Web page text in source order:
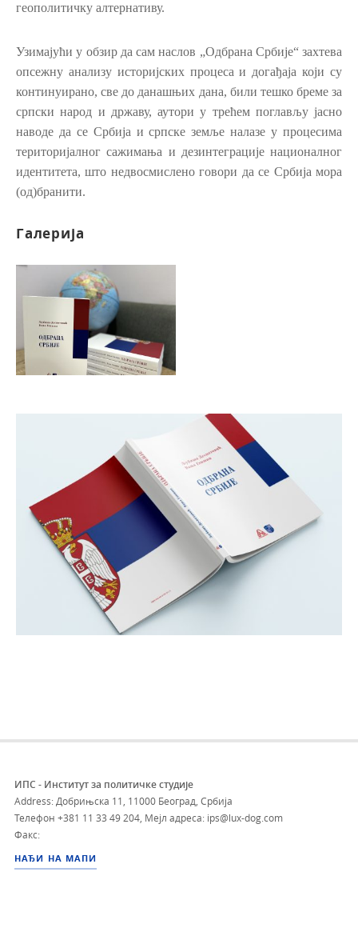
геополитичку алтернативу.
Узимајући у обзир да сам наслов „Одбрана Србије“ захтева
опсежну анализу историјских процеса и догађаја који су
континуирано, све до данашњих дана, били тешко бреме за
српски народ и државу, аутори у трећем поглављу јасно
наводе да се Србија и српске земље налазе у процесима
територијалног сажимања и дезинтеграције националног
идентитета, што недвосмислено говори да се Србија мора
(од)бранити.
Галерија
ИПС - Институт за политичке студије
Address: Добрињска 11, 11000 Београд, Србија
Телефон +381 11 33 49 204 Мејл адреса: ips@lux-dog.com
Факс:
НАЂИ НА МАПИ